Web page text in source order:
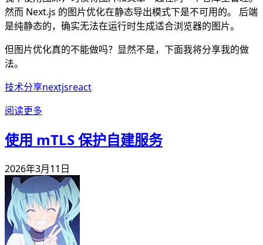
然而 Next.js 的图片优化在静态导出模式下是不可用的。 后端
是纯静态的，确实无法在运行时生成适合浏览器的图片。
但图片优化真的不能做吗？显然不是，下面我将分享我的做
法。
技术分享nextjsreact
阅读更多
使用 mTLS 保护自建服务
2026年3月11日